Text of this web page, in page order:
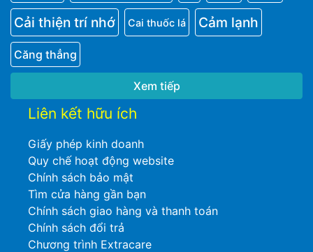
Cải thiện trí nhớ Cai thuốc lá Cảm lạnh
Căng thẳng
Xem tiếp
Liên kết hữu ích
Giấy phép kinh doanh
Quy chế hoạt động website
Chính sách bảo mật
Tìm cửa hàng gần bạn
Chính sách giao hàng và thanh toán
Chính sách đổi trả
Chương trình Extracare